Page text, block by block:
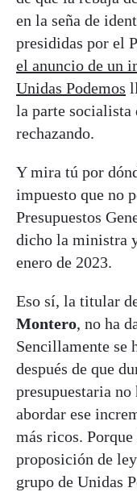
en la seña de
presididas por el
el anuncio de un
Unidas Podemos
la parte socialista
rechazando.
Y mira tú por
impuesto que no
Presupuestos
dicho la ministra
enero de 2023.
Eso sí, la titular
Montero, no ha
Sencillamente se
después de que
presupuestaria
abordar ese
más ricos. Porque
proposición de
grupo de Unidas